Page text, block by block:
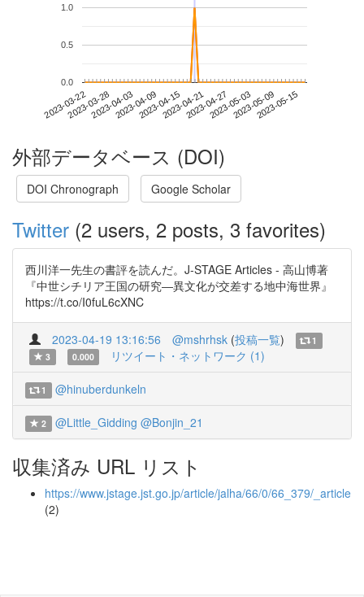
2023-03-222023-03-282023-04-032023-04-092023-04-152023-04-212023-04-272023-05-032023-05-092023-05-15
0.0
0.5
1.0
外部データベース (DOI)
DOI Chronograph Google Scholar
Twitter (2 users, 2 posts, 3 favorites)
西川洋一先生の書評を読んだ。J-STAGE Articles - 高山博著
『中世シチリア王国の研究―異文化が交差する地中海世界』
https://t.co/I0fuL6cXNC
2023-04-19 13:16:56 @mshrhsk (投稿一覧)
1
3
0.000 リツイート・ネットワーク (1)
1 @hinuberdunkeln
2 @Little_Gidding @Bonjin_21
収集済み URL リスト
https://www.jstage.jst.go.jp/article/jalha/66/0/66_379/_article
(2)